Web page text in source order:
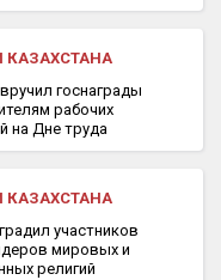
КАЗАХСТАНА
госнаграды
рабочих
на Дне труда
КАЗАХСТАНА
участников
мировых и
религий